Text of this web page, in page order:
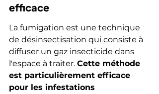
efficace
La fumigation est une technique
de désinsectisation qui consiste à
diffuser un gaz insecticide dans
l'espace à traiter. Cette méthode
est particulièrement efficace
pour les infestations